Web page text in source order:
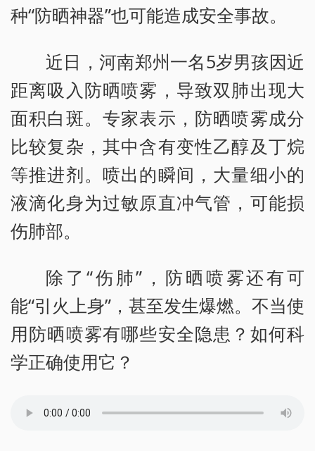
种“防晒神器”也可能造成安全事故。
近日，河南郑州一名5岁男孩因近
距离吸入防晒喷雾，导致双肺出现大
面积白斑。专家表示，防晒喷雾成分
比较复杂，其中含有变性乙醇及丁烷
等推进剂。喷出的瞬间，大量细小的
液滴化身为过敏原直冲气管，可能损
伤肺部。
除了“伤肺”，防晒喷雾还有可
能“引火上身”，甚至发生爆燃。不当使
用防晒喷雾有哪些安全隐患？如何科
学正确使用它？